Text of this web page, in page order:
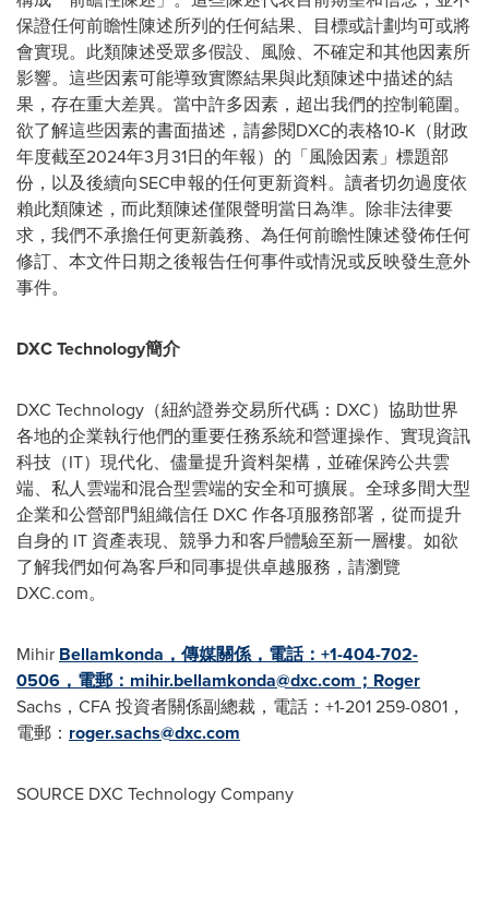
保證任何前瞻性陳述所列的任何結果、目標或計劃均可或將
會實現。此類陳述受眾多假設、風險、不確定和其他因素所
影響。這些因素可能導致實際結果與此類陳述中描述的結
果，存在重大差異。當中許多因素，超出我們的控制範圍。
欲了解這些因素的書面描述，請參閱DXC的表格10-K（財政
年度截至2024年3月31日的年報）的「風險因素」標題部
份，以及後續向SEC申報的任何更新資料。讀者切勿過度依
賴此類陳述，而此類陳述僅限聲明當日為準。除非法律要
求，我們不承擔任何更新義務、為任何前瞻性陳述發佈任何
修訂、本文件日期之後報告任何事件或情況或反映發生意外
事件。
DXC Technology簡介
DXC Technology（紐約證券交易所代碼：DXC）協助世界
各地的企業執行他們的重要任務系統和營運操作、實現資訊
科技（IT）現代化、儘量提升資料架構，並確保跨公共雲
端、私人雲端和混合型雲端的安全和可擴展。全球多間大型
企業和公營部門組織信任 DXC 作各項服務部署，從而提升
自身的 IT 資產表現、競爭力和客戶體驗至新一層樓。如欲
了解我們如何為客戶和同事提供卓越服務，請瀏覽
DXC.com。
Mihir Bellamkonda，傳媒關係，電話：+1-404-702-
0506，電郵： mihir.bellamkonda@dxc.com ；Roger
Sachs，CFA 投資者關係副總裁，電話：+1-201 259-0801，
電郵： roger.sachs@dxc.com
SOURCE DXC Technology Company